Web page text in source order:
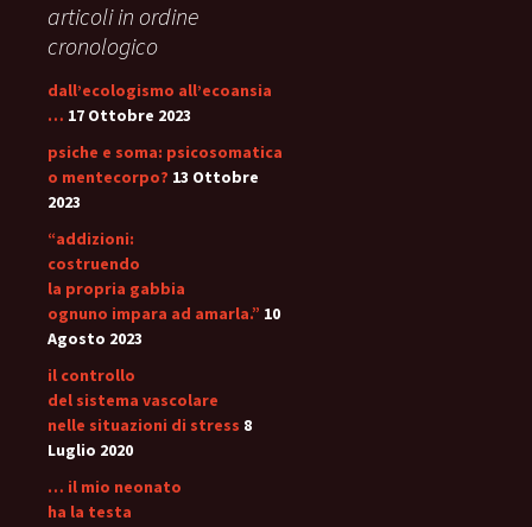
articoli in ordine
cronologico
dall’ecologismo all’ecoansia
… 17 Ottobre 2023
psiche e soma: psicosomatica
o mentecorpo? 13 Ottobre
2023
“addizioni:
costruendo
la propria gabbia
ognuno impara ad amarla.” 10
Agosto 2023
il controllo
del sistema vascolare
nelle situazioni di stress 8
Luglio 2020
… il mio neonato
ha la testa